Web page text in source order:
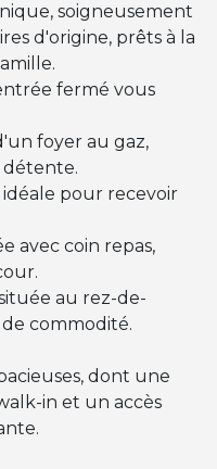
soigneusement
d'origine, prêts à la
fermé vous
foyer au gaz,
détente.
pour recevoir
avec coin repas,
au rez-de-
commodité.
dont une
in et un accès